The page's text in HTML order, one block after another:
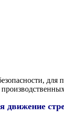
для
движение